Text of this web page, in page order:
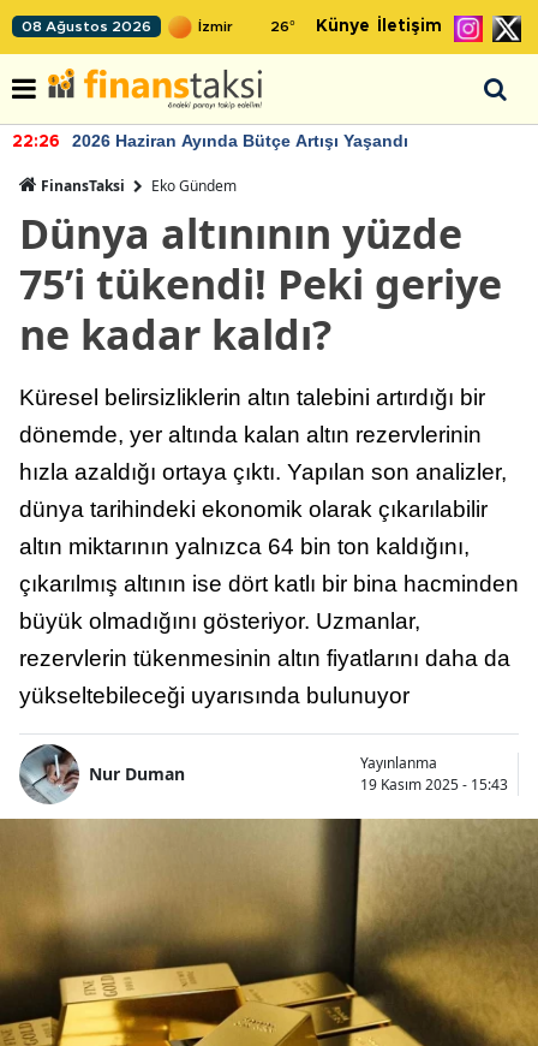
08 Ağustos 2026 26° Künye İletişim
22:26 2026 Haziran Ayında Bütçe Artışı Yaşandı
FinansTaksi Eko Gündem
Dünya altınının yüzde
75’i tükendi! Peki geriye
ne kadar kaldı?
Küresel belirsizliklerin altın talebini artırdığı bir
dönemde, yer altında kalan altın rezervlerinin
hızla azaldığı ortaya çıktı. Yapılan son analizler,
dünya tarihindeki ekonomik olarak çıkarılabilir
altın miktarının yalnızca 64 bin ton kaldığını,
çıkarılmış altının ise dört katlı bir bina hacminden
büyük olmadığını gösteriyor. Uzmanlar,
rezervlerin tükenmesinin altın fiyatlarını daha da
yükseltebileceği uyarısında bulunuyor
Nur Duman
Yayınlanma
19 Kasım 2025 - 15:43